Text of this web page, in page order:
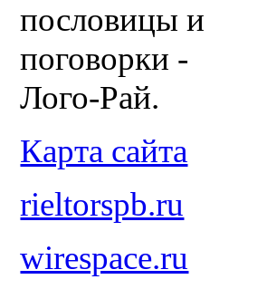
пословицы и
поговорки -
Лого-Рай.
Карта сайта
rieltorspb.ru
wirespace.ru